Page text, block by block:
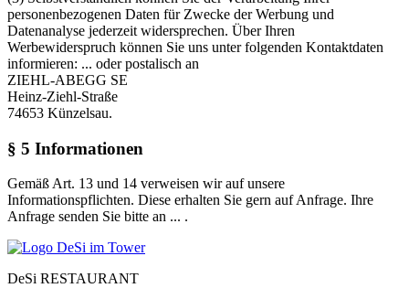
personenbezogenen Daten für Zwecke der Werbung und
Datenanalyse jederzeit widersprechen. Über Ihren
Werbewiderspruch können Sie uns unter folgenden Kontaktdaten
informieren: ... oder postalisch an
ZIEHL-ABEGG SE
Heinz-Ziehl-Straße
74653 Künzelsau.
§ 5 Informationen
Gemäß Art. 13 und 14 verweisen wir auf unsere
Informationspflichten. Diese erhalten Sie gern auf Anfrage. Ihre
Anfrage senden Sie bitte an ... .
DeSi RESTAURANT